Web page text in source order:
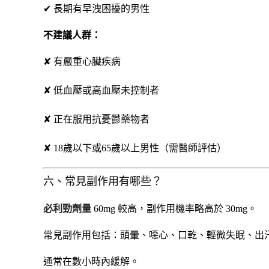
✔ 長期有早洩困擾的男性
不建議人群：
✘ 有嚴重心臟疾病
✘ 低血壓或高血壓未控制者
✘ 正在服用抗憂鬱藥物者
✘ 18歲以下或65歲以上男性（需醫師評估）
六、常見副作用有哪些？
必利勁劑量 60mg 較高，副作用機率略高於 30mg。
常見副作用包括：頭暈、噁心、口乾、輕微失眠、出
通常在數小時內緩解。